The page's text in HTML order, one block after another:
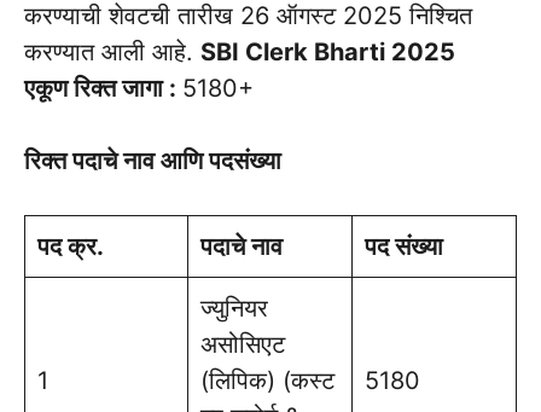
करण्याची शेवटची तारीख 26 ऑगस्ट 2025 निश्चित
करण्यात आली आहे. SBI Clerk Bharti 2025
एकूण रिक्त जागा : 5180+
रिक्त पदाचे नाव आणि पदसंख्या
पद क्र. पदाचे नाव पद संख्या
1
ज्युनियर
असोसिएट
(लिपिक) (कस्ट
5180